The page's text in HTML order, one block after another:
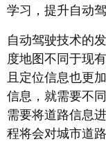
学习，提升自动
自动驾驶技术的
度地图不同于现
且定位信息也更
信息，就需要不
需要将道路信息
程将会对城市道